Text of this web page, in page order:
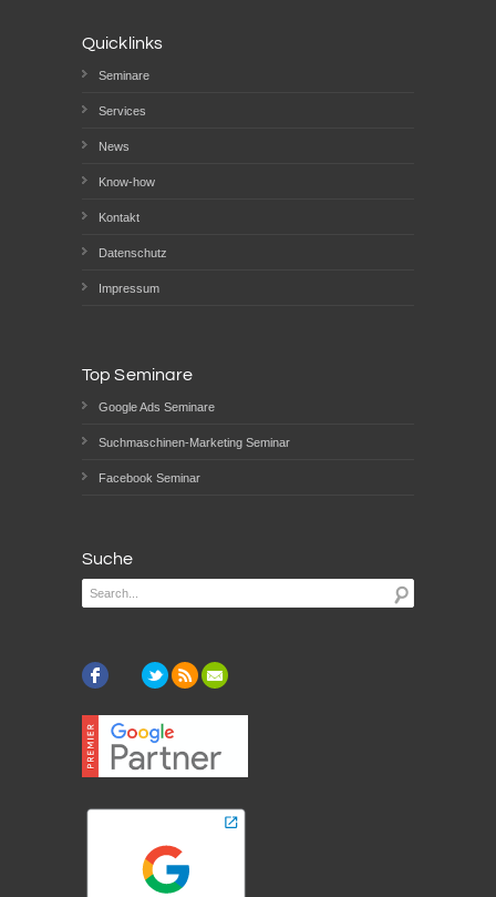
Quicklinks
Seminare
Services
News
Know-how
Kontakt
Datenschutz
Impressum
Top Seminare
Google Ads Seminare
Suchmaschinen-Marketing Seminar
Facebook Seminar
Suche